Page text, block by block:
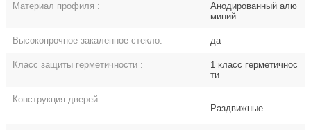
Материал профиля :
Анодированный алю
миний
Высокопрочное закаленное стекло: да
Класс защиты герметичности :
1 класс герметичнос
ти
Конструкция дверей:
Раздвижные